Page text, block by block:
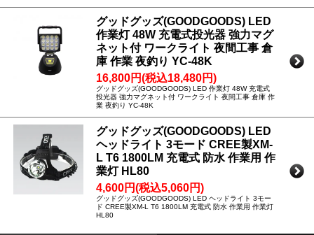
グッドグッズ(GOODGOODS) LED
作業灯 48W 充電式投光器 強力マグ
ネット付 ワークライト 夜間工事 倉
庫 作業 夜釣り YC-48K
16,800円(税込18,480円)
グッドグッズ(GOODGOODS) LED 作業灯 48W 充電式
投光器 強力マグネット付 ワークライト 夜間工事 倉庫 作
業 夜釣り YC-48K
グッドグッズ(GOODGOODS) LED
ヘッドライト 3モード CREE製XM-
L T6 1800LM 充電式 防水 作業用 作
業灯 HL80
4,600円(税込5,060円)
グッドグッズ(GOODGOODS) LED ヘッドライト 3モー
ド CREE製XM-L T6 1800LM 充電式 防水 作業用 作業灯
HL80